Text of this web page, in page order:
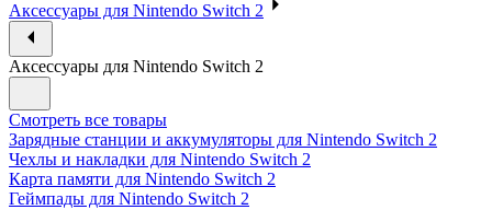
Аксессуары для Nintendo Switch 2
Аксессуары для Nintendo Switch 2
Смотреть все товары
Зарядные станции и аккумуляторы для Nintendo Switch 2
Чехлы и накладки для Nintendo Switch 2
Карта памяти для Nintendo Switch 2
Геймпады для Nintendo Switch 2